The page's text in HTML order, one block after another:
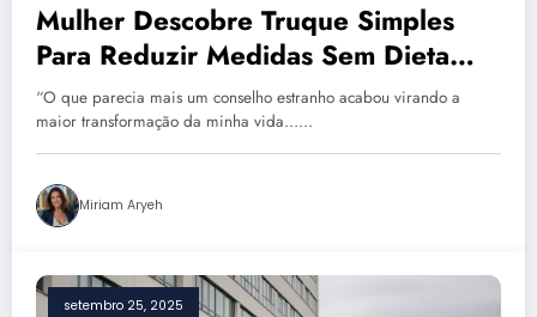
Mulher Descobre Truque Simples
Para Reduzir Medidas Sem Dieta
Nem Academia
“O que parecia mais um conselho estranho acabou virando a
maior transformação da minha vida……
Miriam Aryeh
setembro 25, 2025